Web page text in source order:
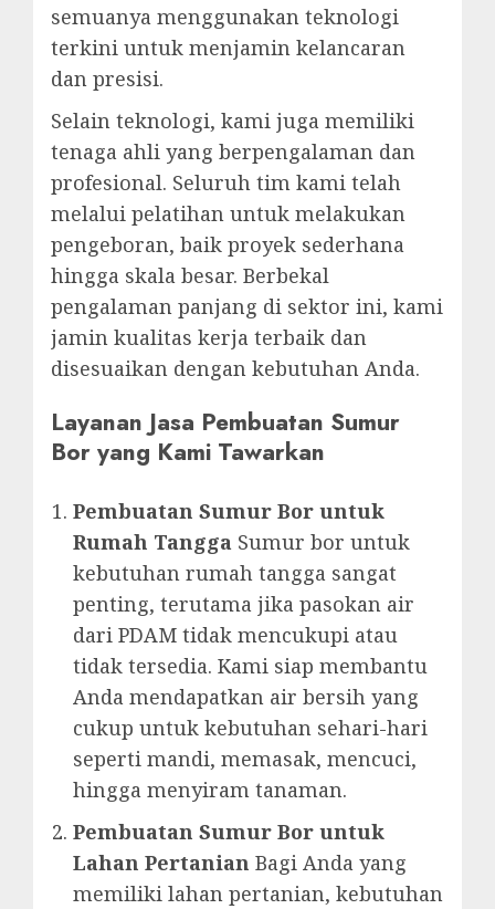
semuanya menggunakan teknologi
terkini untuk menjamin kelancaran
dan presisi.
Selain teknologi, kami juga memiliki
tenaga ahli yang berpengalaman dan
profesional. Seluruh tim kami telah
melalui pelatihan untuk melakukan
pengeboran, baik proyek sederhana
hingga skala besar. Berbekal
pengalaman panjang di sektor ini, kami
jamin kualitas kerja terbaik dan
disesuaikan dengan kebutuhan Anda.
Layanan Jasa Pembuatan Sumur
Bor yang Kami Tawarkan
Pembuatan Sumur Bor untuk
Rumah Tangga Sumur bor untuk
kebutuhan rumah tangga sangat
penting, terutama jika pasokan air
dari PDAM tidak mencukupi atau
tidak tersedia. Kami siap membantu
Anda mendapatkan air bersih yang
cukup untuk kebutuhan sehari-hari
seperti mandi, memasak, mencuci,
hingga menyiram tanaman.
Pembuatan Sumur Bor untuk
Lahan Pertanian Bagi Anda yang
memiliki lahan pertanian, kebutuhan